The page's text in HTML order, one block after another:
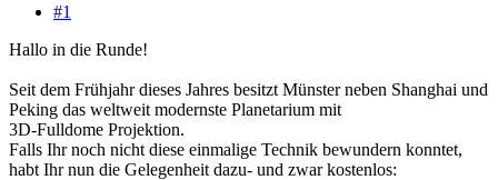
#1
Hallo in die Runde!
Seit dem Frühjahr dieses Jahres besitzt Münster neben Shanghai und
Peking das weltweit modernste Planetarium mit
3D-Fulldome Projektion.
Falls Ihr noch nicht diese einmalige Technik bewundern konntet,
habt Ihr nun die Gelegenheit dazu- und zwar kostenlos: